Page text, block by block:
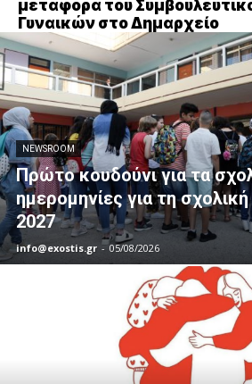
μεταφορά του
Γυναικών στο Δημαρχείο
NEWSROOM
Πρώτο κουδούνι για τα
ημερομηνίες για τη
2027
info@exostis.gr - 05/08/2026